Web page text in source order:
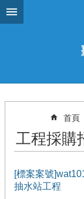
跳到主要內容區塊
首頁
工程採購
[標案案號
抽水站工程